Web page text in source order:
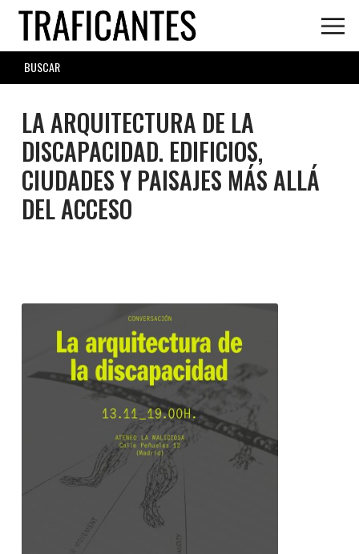
Skip
main
content
SEARCH
FORM
LA ARQUITECTURA DE LA
DISCAPACIDAD. EDIFICIOS,
CIUDADES Y PAISAJES MÁS ALLÁ
DEL ACCESO